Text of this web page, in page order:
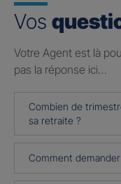
Vos
Votre Agent est là
pas la réponse ici…
Combien de
sa retraite ?
Comment